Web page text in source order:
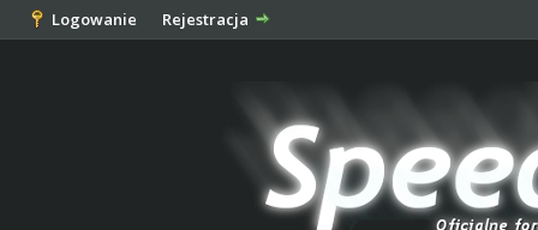
Logowanie Rejestracja